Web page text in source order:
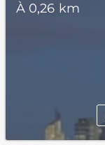
À 0,26 km